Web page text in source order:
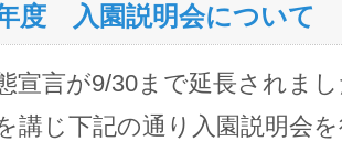
度 入園説明会について
宣言が9/30まで延長されま
講じ下記の通り入園説明会